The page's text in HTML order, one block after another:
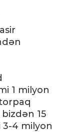
1 milyon
15
3-4 milyon